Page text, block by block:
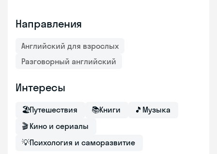
Направления
Английский для взрослых
Разговорный английский
Интересы
🏖Путешествия 📚Книги 🎵 Музыка
🎬 Кино и сериалы
💡Психология и саморазвитие